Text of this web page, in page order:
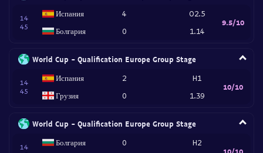
14
45
Испания
Болгария
4
0
O2.5
1.14
9.5/10
World Cup - Qualification Europe Group Stage
14
45
Испания
Грузия
2
0
H1
1.39
10/10
World Cup - Qualification Europe Group Stage
14
Болгария
0
H2